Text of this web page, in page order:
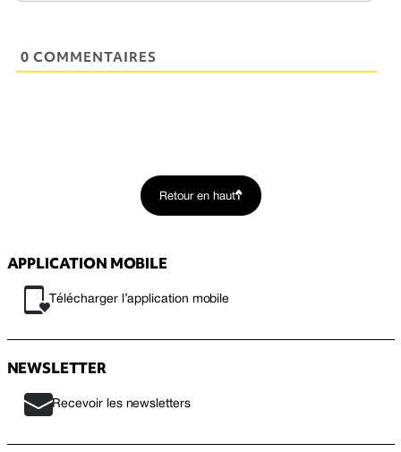
0 COMMENTAIRES
Retour en haut
APPLICATION MOBILE
Télécharger l’application mobile
NEWSLETTER
Recevoir les newsletters